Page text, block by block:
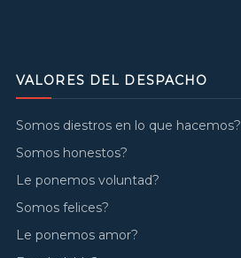
VALORES DEL DESPACHO
Somos diestros en lo que hacemos?
Somos honestos?
Le ponemos voluntad?
Somos felices?
Le ponemos amor?